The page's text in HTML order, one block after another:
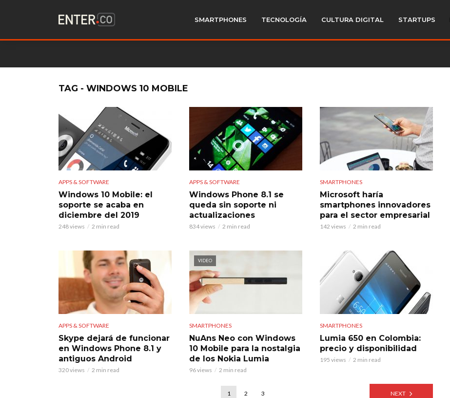
SMARTPHONES TECNOLOGÍA CULTURA DIGITAL STARTUPS
TAG - WINDOWS 10 MOBILE
APPS & SOFTWARE
Windows 10 Mobile: el
soporte se acaba en
diciembre del 2019
248 views 2 min read
APPS & SOFTWARE
Windows Phone 8.1 se
queda sin soporte ni
actualizaciones
834 views 2 min read
SMARTPHONES
Microsoft haría
smartphones innovadores
para el sector empresarial
142 views 2 min read
APPS & SOFTWARE
Skype dejará de funcionar
en Windows Phone 8.1 y
antiguos Android
320 views 2 min read
VIDEO
SMARTPHONES
NuAns Neo con Windows
10 Mobile para la nostalgia
de los Nokia Lumia
96 views 2 min read
SMARTPHONES
Lumia 650 en Colombia:
precio y disponibilidad
195 views 2 min read
1 2 3 NEXT